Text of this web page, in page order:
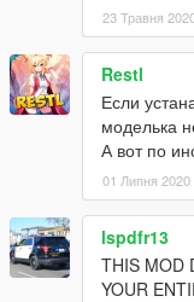
23 Травня
Restl
Если
моделька
А вот по
01 Липня 2020
lspdfr13
THIS MOD
YOUR